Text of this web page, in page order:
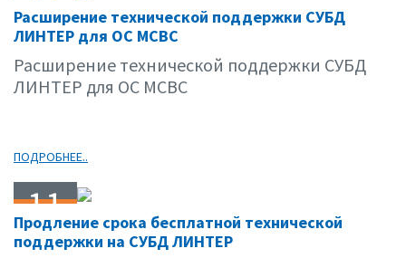
02.09
Расширение технической поддержки СУБД
ЛИНТЕР для ОС МСВС
Расширение технической поддержки СУБД
ЛИНТЕР для ОС МСВС
ПОДРОБНЕЕ..
11
02.09
Продление срока бесплатной технической
поддержки на СУБД ЛИНТЕР